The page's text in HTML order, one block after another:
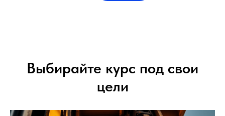
Выбирайте курс под свои
цели